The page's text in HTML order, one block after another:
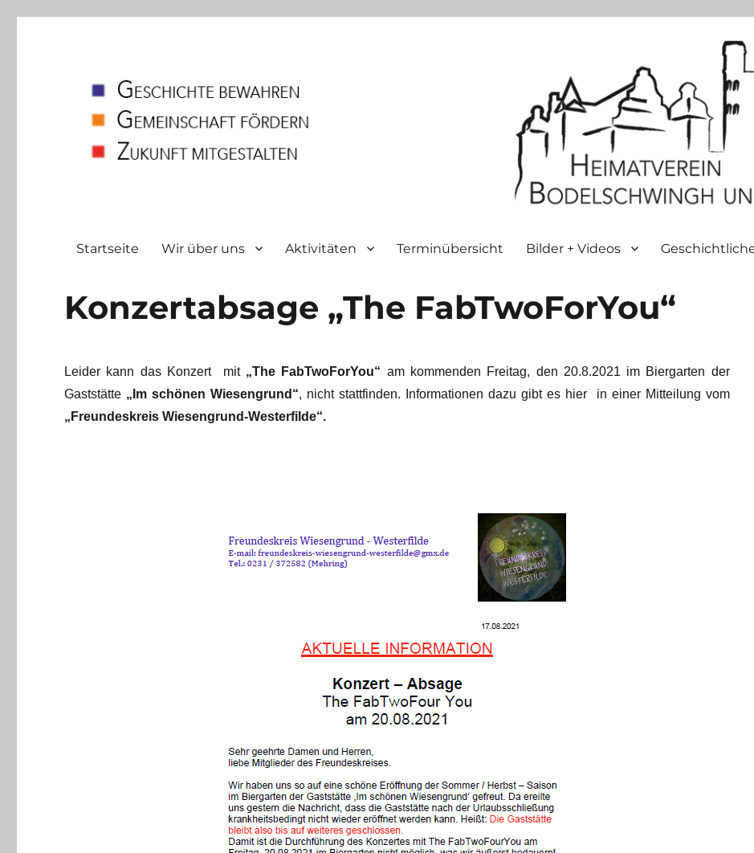
Startseite Wir über uns Aktivitäten Terminübersicht Bilder + Videos
Konzertabsage „The FabTwoForYou“
Leider kann das Konzert mit „The FabTwoForYou“ am kommenden Freitag, den 20.8.2021 im Biergarten der
Gaststätte „Im schönen Wiesengrund“, nicht stattfinden. Informationen dazu gibt es hier in einer Mitteilung vom
„Freundeskreis Wiesengrund-Westerfilde“.